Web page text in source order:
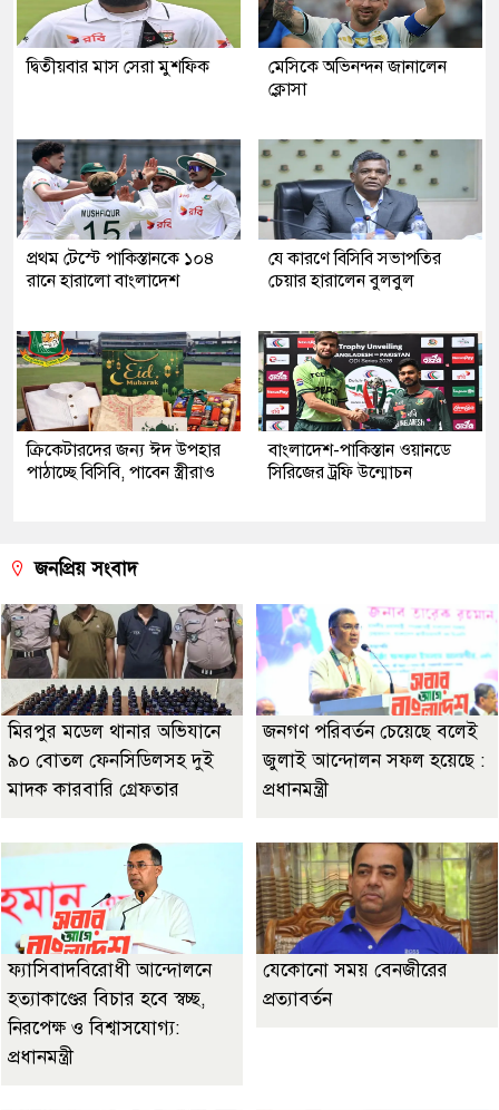
দ্বিতীয়বার মাস সেরা মুশফিক
মেসিকে অভিনন্দন জানালেন
ক্লোসা
প্রথম টেস্টে পাকিস্তানকে ১০৪
রানে হারালো বাংলাদেশ
যে কারণে বিসিবি সভাপতির
চেয়ার হারালেন বুলবুল
ক্রিকেটারদের জন্য ঈদ উপহার
পাঠাচ্ছে বিসিবি, পাবেন স্ত্রীরাও
বাংলাদেশ-পাকিস্তান ওয়ানডে
সিরিজের ট্রফি উন্মোচন
জনপ্রিয় সংবাদ
মিরপুর মডেল থানার অভিযানে
৯০ বোতল ফেনসিডিলসহ দুই
মাদক কারবারি গ্রেফতার
জনগণ পরিবর্তন চেয়েছে বলেই
জুলাই আন্দোলন সফল হয়েছে :
প্রধানমন্ত্রী
ফ্যাসিবাদবিরোধী আন্দোলনে
হত্যাকাণ্ডের বিচার হবে স্বচ্ছ,
নিরপেক্ষ ও বিশ্বাসযোগ্য:
প্রধানমন্ত্রী
যেকোনো সময় বেনজীরের
প্রত্যাবর্তন